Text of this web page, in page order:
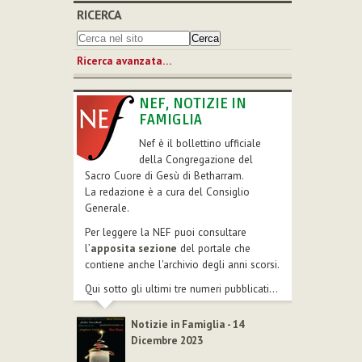
RICERCA
Ricerca avanzata…
NEF, NOTIZIE IN
FAMIGLIA
Nef è il bollettino ufficiale
della Congregazione del
Sacro Cuore di Gesù di Betharram.
La redazione è a cura del Consiglio
Generale.
Per leggere la NEF puoi consultare
l’apposita sezione del portale che
contiene anche l'archivio degli anni scorsi.
Qui sotto gli ultimi tre numeri pubblicati...
Notizie in Famiglia - 14
Dicembre 2023